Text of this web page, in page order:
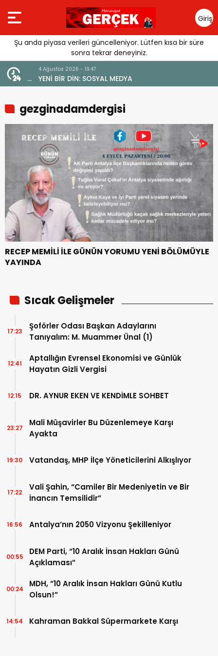
Giriş
Yap
Şu anda piyasa verileri güncelleniyor. Lütfen kısa bir süre
sonra tekrar deneyiniz.
4 Ağustos 2026 - 19:47
YENİ BİR DİN: SOSYAL MEDYA
gezginadamdergisi
RECEP MEMİLİ İLE GÜNÜN YORUMU YENİ BÖLÜMÜYLE
YAYINDA
Sıcak Gelişmeler
Şoförler Odası Başkan Adaylarını
Tanıyalım: M. Muammer Ünal (1)
17:23
Aptallığın Evrensel Ekonomisi ve Günlük
Hayatın Gizli Vergisi
12:41
DR. AYNUR EKEN VE KENDİMLE SOHBET
12:15
Mali Müşavirler Bu Düzenlemeye Karşı
Ayakta
23:27
Vatandaş, MHP İlçe Yöneticilerini Alkışlıyor
19:30
Vali Şahin, “Camiler Bir Medeniyetin ve Bir
İnancın Temsilidir”
17:22
Antalya’nın 2050 Vizyonu Şekilleniyor
16:56
DEM Parti, “10 Aralık İnsan Hakları Günü
Açıklaması”
00:55
MDH, “10 Aralık İnsan Hakları Günü Kutlu
Olsun!”
00:24
Kahraman Bakkal Süpermarkete Karşı
14:54